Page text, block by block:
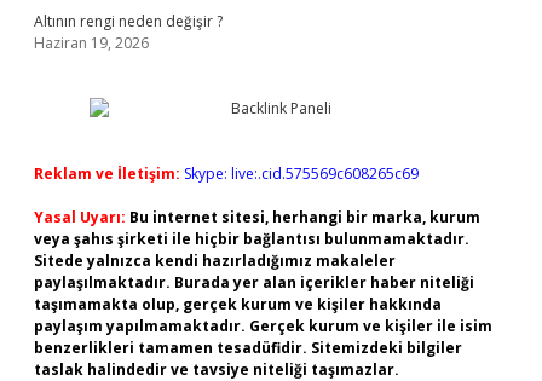
Altının rengi neden değişir ?
Haziran 19, 2026
Reklam ve İletişim: Skype: live:.cid.575569c608265c69
Yasal Uyarı: Bu internet sitesi, herhangi bir marka, kurum
veya şahıs şirketi ile hiçbir bağlantısı bulunmamaktadır.
Sitede yalnızca kendi hazırladığımız makaleler
paylaşılmaktadır. Burada yer alan içerikler haber niteliği
taşımamakta olup, gerçek kurum ve kişiler hakkında
paylaşım yapılmamaktadır. Gerçek kurum ve kişiler ile isim
benzerlikleri tamamen tesadüfidir. Sitemizdeki bilgiler
taslak halindedir ve tavsiye niteliği taşımazlar.